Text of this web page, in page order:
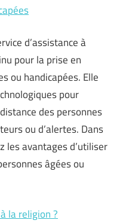
d’assistance à
pour la prise en
ou handicapées. Elle
pour
des personnes
ou d’alertes. Dans
les avantages d’utiliser
âgées ou
la religion ?